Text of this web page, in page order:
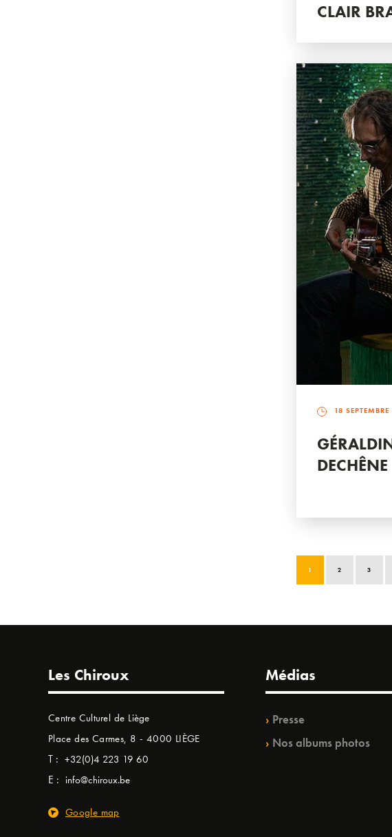
CLAIR
18 SEPTEMBRE
DECHÊNE
1 2 3
Les Chiroux
Centre Culturel de Liège
Place des Carmes, 8 - 4000 LIÈGE
T : +32(0)4 223 19 60
E : info@chiroux.be
Google map
Médias
Presse
Nos albums photos